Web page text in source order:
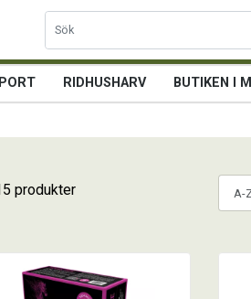
RIDHUSHARV BUTIKEN I
produkter